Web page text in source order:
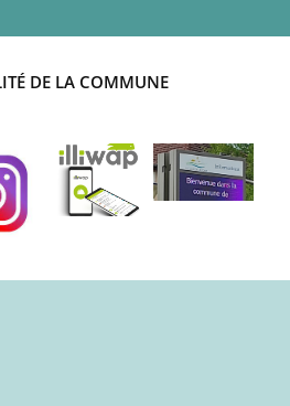
DE LA COMMUNE